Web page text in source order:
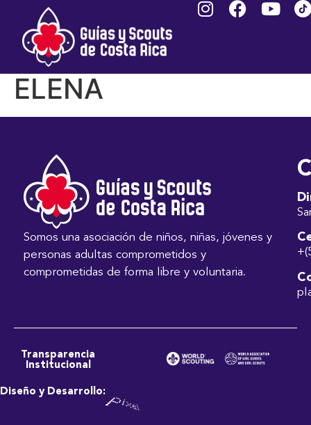
HERNÁNDEZ
BLANCO SILVIA
ELENA
Somos una asociación de niños, niñas, jóvenes y
personas adultas comprometidos y
comprometidas de forma libre y voluntaria.
Transparencia
Institucional
Diseño y Desarrollo: